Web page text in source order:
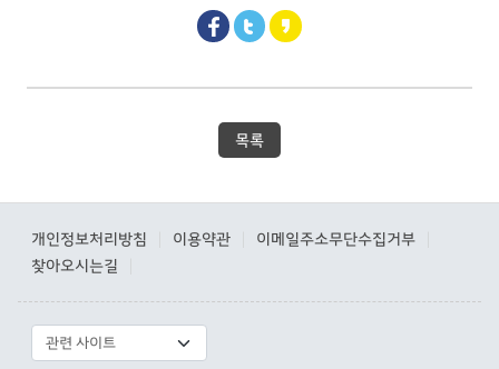
목록
개인정보처리방침 이용약관 이메일주소무단수집거부
찾아오시는길